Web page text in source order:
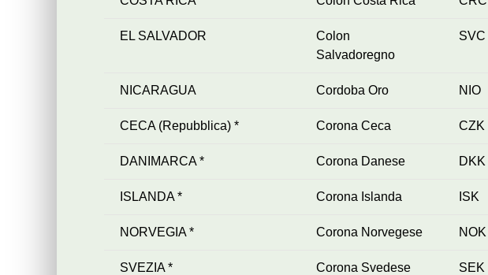
EL SALVADOR
Colon
Salvadoregno
SVC
NICARAGUA Cordoba Oro NIO
CECA (Repubblica) * Corona Ceca CZK
DANIMARCA * Corona Danese DKK
ISLANDA * Corona Islanda ISK
NORVEGIA * Corona Norvegese NOK
SVEZIA * Corona Svedese SEK